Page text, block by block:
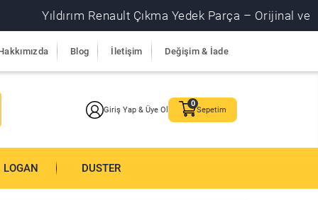
Yıldırım Renault Çıkma Yedek Parça – Orijinal ve
Blog İletişim Değişim & İade
Giriş Yap & Üye Ol Sepetim
LOGAN DUSTER